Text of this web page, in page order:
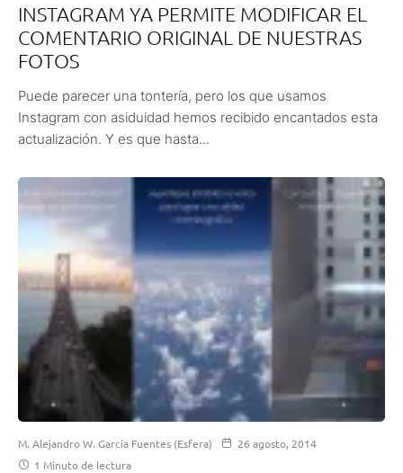
INSTAGRAM YA PERMITE MODIFICAR EL
COMENTARIO ORIGINAL DE NUESTRAS
FOTOS
Puede parecer una tontería, pero los que usamos
Instagram con asiduidad hemos recibido encantados esta
actualización. Y es que hasta...
M. Alejandro W. García Fuentes (Esfera)
26 agosto, 2014
1 Minuto de lectura